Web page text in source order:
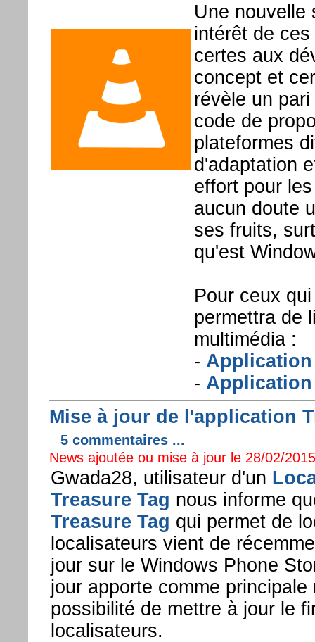
Une nouvelle
intérêt de
certes aux
concept et
révèle un
code de
plateformes
d'adaptation
effort pour
aucun doute
ses fruits,
qu'est
Pour ceux
permettra de
multimédia :
- Application
-
Mise à jour de l'application
5 commentaires ...
News ajoutée ou mise à jour le 28/02/
Gwada28, utilisateur d'un
Treasure Tag nous informe
Treasure Tag qui permet de
localisateurs vient de
jour sur le Windows Phone
jour apporte comme principale
possibilité de mettre à jour le
localisateurs.